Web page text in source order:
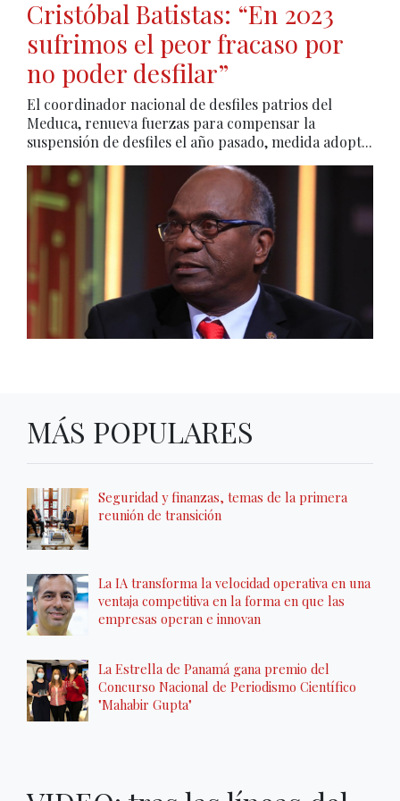
Cristóbal Batistas: “En 2023
sufrimos el peor fracaso por
no poder desfilar”
El coordinador nacional de desfiles patrios del
Meduca, renueva fuerzas para compensar la
suspensión de desfiles el año pasado, medida adopt...
MÁS POPULARES
Seguridad y finanzas, temas de la primera
reunión de transición
La IA transforma la velocidad operativa en una
ventaja competitiva en la forma en que las
empresas operan e innovan
La Estrella de Panamá gana premio del
Concurso Nacional de Periodismo Científico
"Mahabir Gupta"